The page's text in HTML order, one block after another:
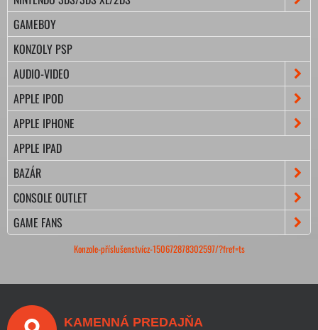
GAMEBOY
KONZOLY PSP
AUDIO-VIDEO
APPLE IPOD
APPLE IPHONE
APPLE IPAD
BAZÁR
CONSOLE OUTLET
GAME FANS
Konzole-příslušenstvícz-150672878302597/?fref=ts
KAMENNÁ PREDAJŇA